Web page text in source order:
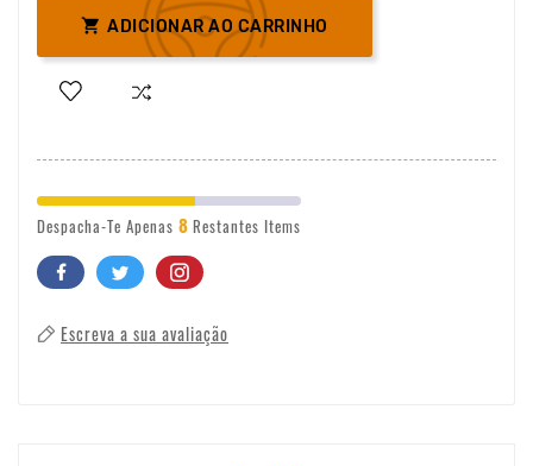
 ADICIONAR AO CARRINHO
Despacha-Te Apenas 8 Restantes Items
Escreva a sua avaliação